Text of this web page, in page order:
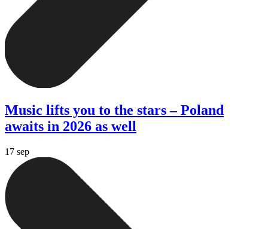
Music lifts you to the stars – Poland
awaits in 2026 as well
17 sep